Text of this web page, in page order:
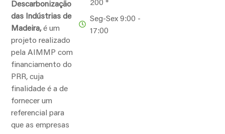
Descarbonização
das Indústrias de
Madeira,é um
projeto realizado
pela AIMMP com
financiamento do
PRR, cuja
finalidade é a de
fornecer um
referencial para
que as empresas
Seg-Sex 9:00 -
17:00